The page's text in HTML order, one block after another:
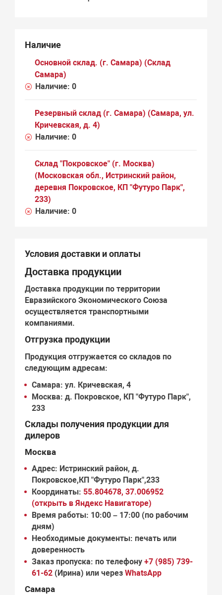
Наличие
Основной склад. (г. Самара) (Склад
Самара)
Наличие:0
Резервный склад (г. Самара) (Самара, ул.
Кричевская, д. 4)
Наличие:0
Склад "Покровское" (г. Москва)
(Московская обл., Истринский район,
деревня Покровское, КП "Футуро Парк",
233)
Наличие:0
Условия доставки и оплаты
Доставка продукции
Доставка продукции по территории
Евразийского Экономического Союза
осуществляется транспортными
компаниями.
Отгрузка продукции
Продукция отгружается со складов по
следующим адресам:
Самара: ул. Кричевская, 4
Москва: д. Покровское, КП "Футуро Парк",
233
Склады получения продукции для
дилеров
Москва
Адрес: Истринский район, д.
Покровское,КП "Футуро Парк",233
Координаты: 55.804678, 37.006952
(открыть в Яндекс Навигаторе)
Время работы: 10:00 – 17:00 (по рабочим
дням)
Необходимые документы: печать или
доверенность
Заказ пропуска: по телефону+7 (985) 739-
61-62 (Ирина) или черезWhatsApp
Самара